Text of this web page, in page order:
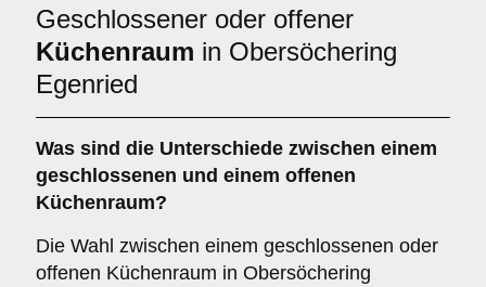
Geschlossener oder offener
Küchenraum in Obersöchering
Egenried
Was sind die Unterschiede zwischen einem
geschlossenen und einem offenen
Küchenraum?
Die Wahl zwischen einem geschlossenen oder
offenen Küchenraum in Obersöchering